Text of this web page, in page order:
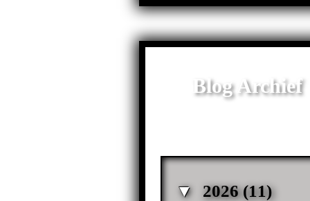
Blog Archief
▼ 2026(11)